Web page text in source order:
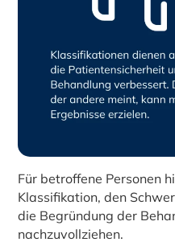
Für betroffene Personen
Klassifikation, den
die Begründung der
nachzuvollziehen.